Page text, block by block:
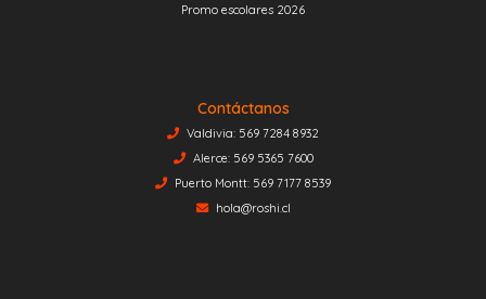
Promo escolares 2026
Contáctanos
Valdivia: 569 7284 8932
Alerce: 569 5365 7600
Puerto Montt: 569 7177 8539
hola@roshi.cl